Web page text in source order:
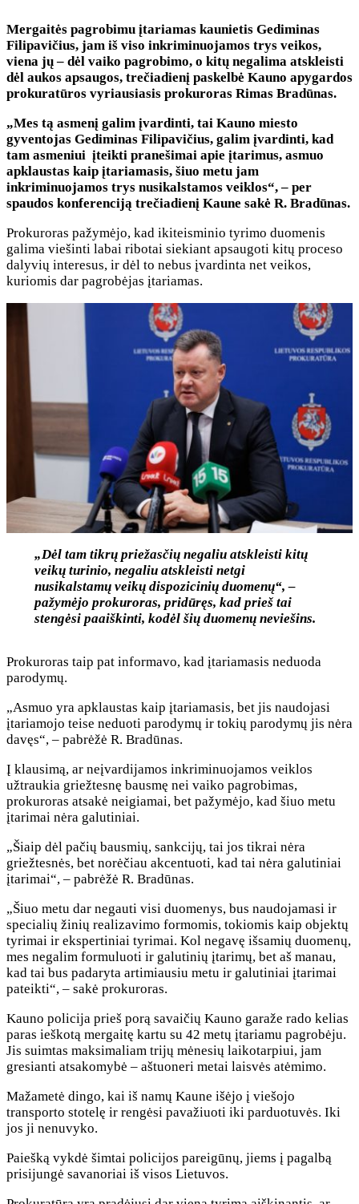
Mergaitės pagrobimu įtariamas kaunietis Gediminas
Filipavičius, jam iš viso inkriminuojamos trys veikos,
viena jų – dėl vaiko pagrobimo, o kitų negalima atskleisti
dėl aukos apsaugos, trečiadienį paskelbė Kauno apygardos
prokuratūros vyriausiasis prokuroras Rimas Bradūnas.
„Mes tą asmenį galim įvardinti, tai Kauno miesto
gyventojas Gediminas Filipavičius, galim įvardinti, kad
tam asmeniui įteikti pranešimai apie įtarimus, asmuo
apklaustas kaip įtariamasis, šiuo metu jam
inkriminuojamos trys nusikalstamos veiklos“, – per
spaudos konferenciją trečiadienį Kaune sakė R. Bradūnas.
Prokuroras pažymėjo, kad ikiteisminio tyrimo duomenis
galima viešinti labai ribotai siekiant apsaugoti kitų proceso
dalyvių interesus, ir dėl to nebus įvardinta net veikos,
kuriomis dar pagrobėjas įtariamas.
„Dėl tam tikrų priežasčių negaliu atskleisti kitų
veikų turinio, negaliu atskleisti netgi
nusikalstamų veikų dispozicinių duomenų“, –
pažymėjo prokuroras, pridūręs, kad prieš tai
stengėsi paaiškinti, kodėl šių duomenų neviešins.
Prokuroras taip pat informavo, kad įtariamasis neduoda
parodymų.
„Asmuo yra apklaustas kaip įtariamasis, bet jis naudojasi
įtariamojo teise neduoti parodymų ir tokių parodymų jis nėra
davęs“, – pabrėžė R. Bradūnas.
Į klausimą, ar neįvardijamos inkriminuojamos veiklos
užtraukia griežtesnę bausmę nei vaiko pagrobimas,
prokuroras atsakė neigiamai, bet pažymėjo, kad šiuo metu
įtarimai nėra galutiniai.
„Šiaip dėl pačių bausmių, sankcijų, tai jos tikrai nėra
griežtesnės, bet norėčiau akcentuoti, kad tai nėra galutiniai
įtarimai“, – pabrėžė R. Bradūnas.
„Šiuo metu dar negauti visi duomenys, bus naudojamasi ir
specialių žinių realizavimo formomis, tokiomis kaip objektų
tyrimai ir ekspertiniai tyrimai. Kol negavę išsamių duomenų,
mes negalim formuluoti ir galutinių įtarimų, bet aš manau,
kad tai bus padaryta artimiausiu metu ir galutiniai įtarimai
pateikti“, – sakė prokuroras.
Kauno policija prieš porą savaičių Kauno garaže rado kelias
paras ieškotą mergaitę kartu su 42 metų įtariamu pagrobėju.
Jis suimtas maksimaliam trijų mėnesių laikotarpiui, jam
gresianti atsakomybė – aštuoneri metai laisvės atėmimo.
Mažametė dingo, kai iš namų Kaune išėjo į viešojo
transporto stotelę ir rengėsi pavažiuoti iki parduotuvės. Iki
jos ji nenuvyko.
Paiešką vykdė šimtai policijos pareigūnų, jiems į pagalbą
prisijungė savanoriai iš visos Lietuvos.